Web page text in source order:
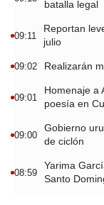
batalla legal
09:11
Reportan
julio
09:02 Realizarán
09:01
Homenaje a
poesía en
09:00
Gobierno
de ciclón
08:59
Yarima
Santo